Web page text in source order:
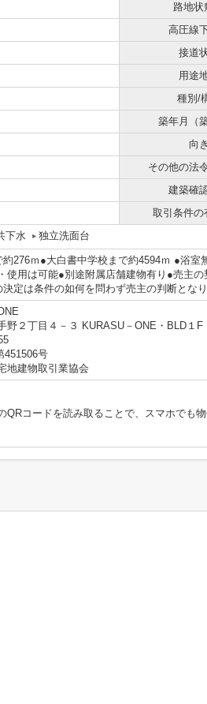
路地状
高圧線
接道
用途
種別/
築年月（
向き
その他の法
建築確
取引条件の
下水 独立洗面台
276ｍ●大白書中学校まで約4594ｍ ●浴
使用は可能●別途附属店舗建物有り●売主
定は条件の如何を問わず売主の判断とな
野２丁目４－３ KURASU－ONE・BLD１F
451506号
地建物取引業協会
QRコードを読み取ることで、スマホでも